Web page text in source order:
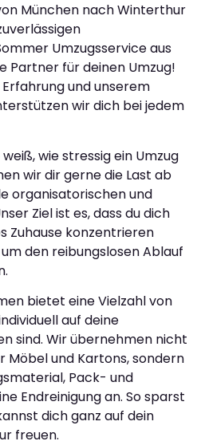
München nach Winterthur
Umzugsservice aus
Partner für deinen Umzug!
und unserem
wir dich bei jedem
wie stressig ein Umzug
wir dir gerne die Last ab
organisatorischen und
Ziel ist es, dass du dich
Zuhause konzentrieren
den reibungslosen Ablauf
bietet eine Vielzahl von
auf deine
sind. Wir übernehmen nicht
Möbel und Kartons, sondern
Pack- und
Endreinigung an. So sparst
dich ganz auf dein
freuen.